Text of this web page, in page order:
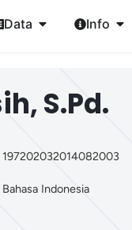
Data Info
S.Pd.
197202032014082003
Bahasa Indonesia